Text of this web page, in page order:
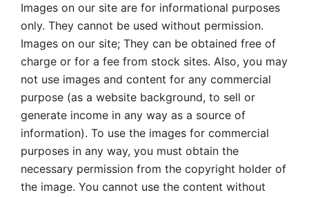
Images on our site are for informational purposes
only. They cannot be used without permission.
Images on our site; They can be obtained free of
charge or for a fee from stock sites. Also, you may
not use images and content for any commercial
purpose (as a website background, to sell or
generate income in any way as a source of
information). To use the images for commercial
purposes in any way, you must obtain the
necessary permission from the copyright holder of
the image. You cannot use the content without